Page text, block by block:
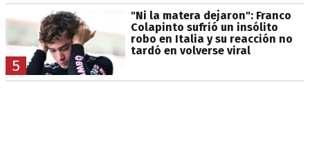
5
"Ni la matera dejaron": Franco
Colapinto sufrió un insólito
robo en Italia y su reacción no
tardó en volverse viral